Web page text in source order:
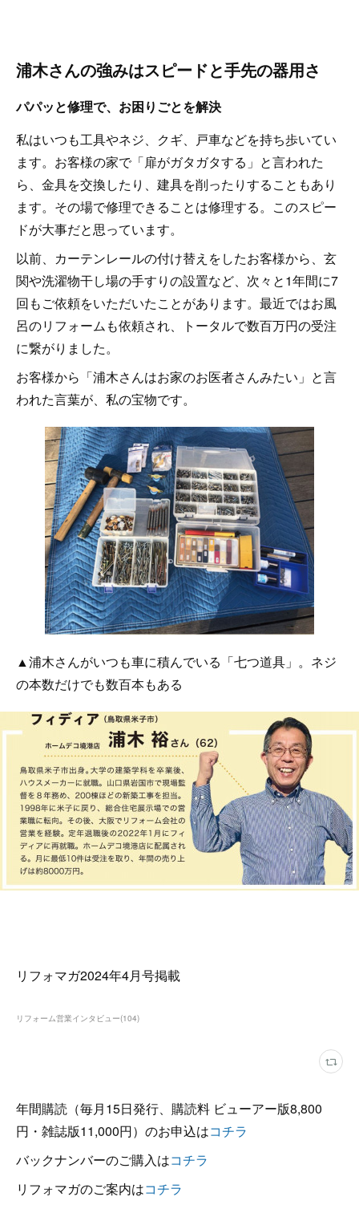
浦木さんの強みはスピードと手先の器用さ
パパッと修理で、お困りごとを解決
私はいつも工具やネジ、クギ、戸車などを持ち歩いてい
ます。お客様の家で「扉がガタガタする」と言われた
ら、金具を交換したり、建具を削ったりすることもあり
ます。その場で修理できることは修理する。このスピー
ドが大事だと思っています。
以前、カーテンレールの付け替えをしたお客様から、玄
関や洗濯物干し場の手すりの設置など、次々と1年間に7
回もご依頼をいただいたことがあります。最近ではお風
呂のリフォームも依頼され、トータルで数百万円の受注
に繋がりました。
お客様から「浦木さんはお家のお医者さんみたい」と言
われた言葉が、私の宝物です。
▲浦木さんがいつも車に積んでいる「七つ道具」。ネジ
の本数だけでも数百本もある
リフォマガ2024年4月号掲載
リフォーム営業インタビュー(104)
年間購読（毎月15日発行、購読料 ビューアー版8,800
円・雑誌版11,000円）のお申込はコチラ
バックナンバーのご購入はコチラ
リフォマガのご案内はコチラ